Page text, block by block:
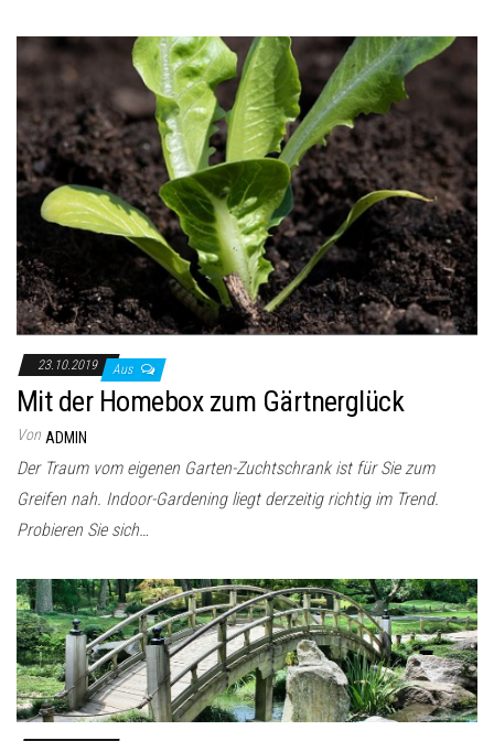
23.10.2019 Aus
Mit der Homebox zum Gärtnerglück
Von ADMIN
Der Traum vom eigenen Garten-Zuchtschrank ist für Sie zum
Greifen nah. Indoor-Gardening liegt derzeitig richtig im Trend.
Probieren Sie sich…